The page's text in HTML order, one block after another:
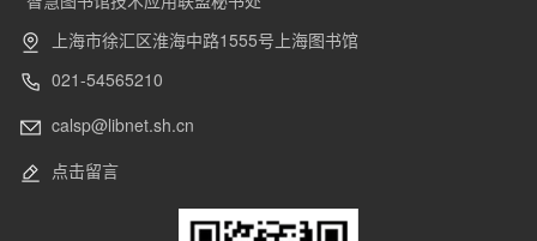
上海市徐汇区淮海中路1555号上海图书馆
021-54565210
calsp@libnet.sh.cn
点击留言